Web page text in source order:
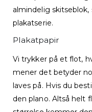
almindelig
plakatserie.
Plakatpapir
Vi trykker på et flot,
mener det betyder
laves på. Hvis du
den plano. Altså helt